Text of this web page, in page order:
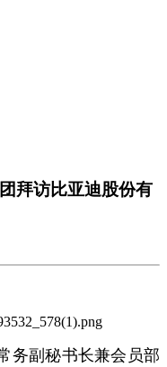
拜访比亚迪股份有
务副秘书长兼会员部